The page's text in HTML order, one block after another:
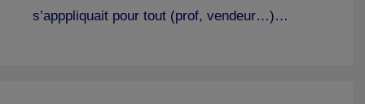
s’apppliquait pour tout (prof, vendeur…)…